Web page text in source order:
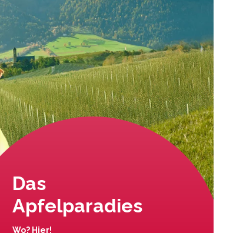
Das
Apfelparadies
Wo? Hier!